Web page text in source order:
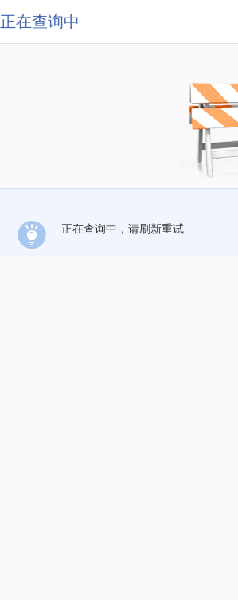
正在查询中
正在查询中，请刷新重试